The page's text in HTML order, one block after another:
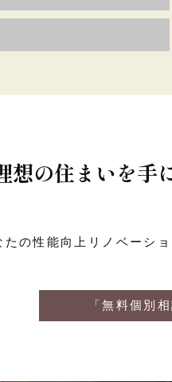
想の住まいを手
たの性能向上リノベーシ
「無料個別